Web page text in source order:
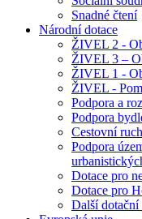
Snadné čtení
Národní dotace
ŽIVEL 2 -
ŽIVEL 3 –
ŽIVEL 1 -
ŽIVEL -
Podpora a
Podpora
Cestovní ruch
Podpora
Dotace pro
Dotace pro
Další dotační